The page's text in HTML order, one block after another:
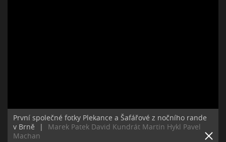
První společné fotky Plekance a Šafářové z nočního rande
v Brně
|
Marek Patek David Kundrát Martin Hykl Pavel
Machan